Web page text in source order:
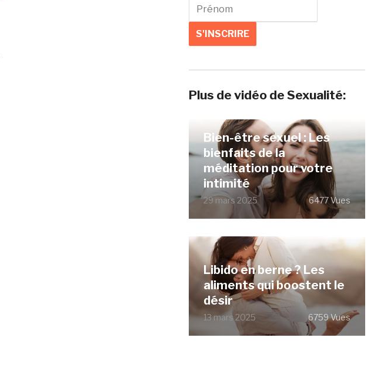
Plus de vidéo de Sexualité:
Bien-être sexuel : Les
bienfaits de la
méditation pour votre
intimité
29 mars 2025 6477 Vues
Libido en berne ? Les
aliments qui boostent le
désir
13 mars 2025 6759 Vues